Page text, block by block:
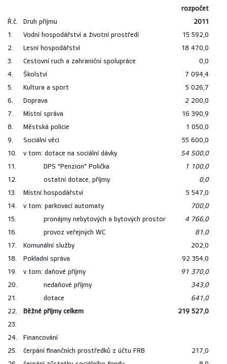
rozpočet
Ř.č.
Druh příjmu
2011
1.
Vodní hospodářství a životní prostředí
15 592,0
2.
Lesní hospodářství
18 470,0
3.
Cestovní ruch a zahraniční spolupráce
0,0
4.
Školství
7 094,4
5.
Kultura a sport
5 026,7
6.
Doprava
2 200,0
7.
Místní správa
16 390,9
8.
Městská policie
1 050,0
9.
Sociální věci
55 600,0
10.
v tom: dotace na sociální dávky
54 500,0
11.
DPS "Penzion" Polička
1 100,0
12.
ostatní dotace, příjmy
0,0
13.
Místní hospodářství
5 547,0
14.
v tom: parkovací automaty
700,0
15.
pronájmy nebytových a bytových prostor
4 766,0
16.
provoz veřejných WC
81,0
17.
Komunální služby
202,0
18.
Pokladní správa
92 354,0
19.
v tom: daňové příjmy
91 370,0
20.
nedaňové příjmy
343,0
21.
dotace
641,0
22.
Běžné příjmy celkem
219 527,0
23.
24.
Financování
25.
čerpání finančních prostředků z účtu FRB
217,0